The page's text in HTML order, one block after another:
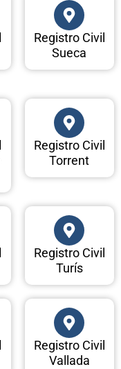
Registro Civil
Sueca
Registro Civil
Torrent
Registro Civil
Turís
Registro Civil
Vallada